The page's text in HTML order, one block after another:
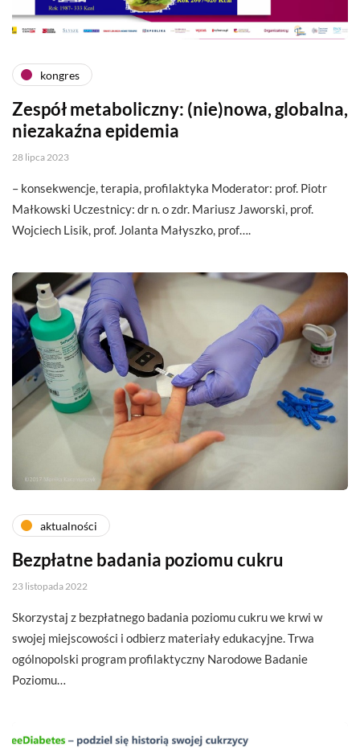
kongres
Zespół metaboliczny: (nie)nowa, globalna,
niezakaźna epidemia
28 lipca 2023
– konsekwencje, terapia, profilaktyka Moderator: prof. Piotr
Małkowski Uczestnicy: dr n. o zdr. Mariusz Jaworski, prof.
Wojciech Lisik, prof. Jolanta Małyszko, prof….
aktualności
Bezpłatne badania poziomu cukru
23 listopada 2022
Skorzystaj z bezpłatnego badania poziomu cukru we krwi w
swojej miejscowości i odbierz materiały edukacyjne. Trwa
ogólnopolski program profilaktyczny Narodowe Badanie
Poziomu…